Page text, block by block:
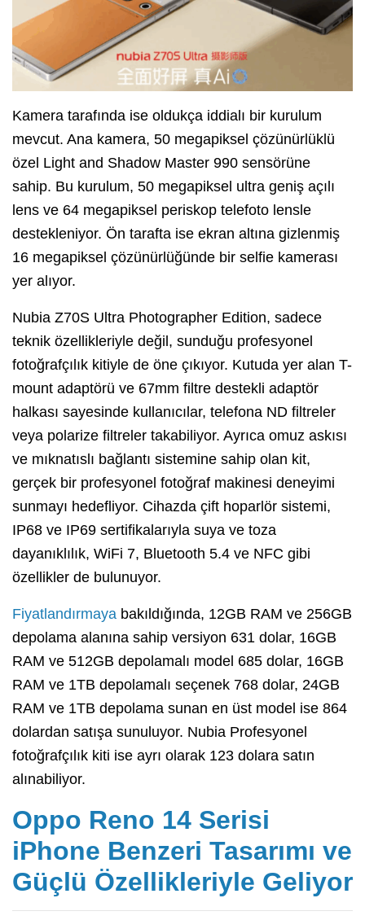
Kamera tarafında ise oldukça iddialı bir kurulum
mevcut. Ana kamera, 50 megapiksel çözünürlüklü
özel Light and Shadow Master 990 sensörüne
sahip. Bu kurulum, 50 megapiksel ultra geniş açılı
lens ve 64 megapiksel periskop telefoto lensle
destekleniyor. Ön tarafta ise ekran altına gizlenmiş
16 megapiksel çözünürlüğünde bir selfie kamerası
yer alıyor.
Nubia Z70S Ultra Photographer Edition, sadece
teknik özellikleriyle değil, sunduğu profesyonel
fotoğrafçılık kitiyle de öne çıkıyor. Kutuda yer alan T-
mount adaptörü ve 67mm filtre destekli adaptör
halkası sayesinde kullanıcılar, telefona ND filtreler
veya polarize filtreler takabiliyor. Ayrıca omuz askısı
ve mıknatıslı bağlantı sistemine sahip olan kit,
gerçek bir profesyonel fotoğraf makinesi deneyimi
sunmayı hedefliyor. Cihazda çift hoparlör sistemi,
IP68 ve IP69 sertifikalarıyla suya ve toza
dayanıklılık, WiFi 7, Bluetooth 5.4 ve NFC gibi
özellikler de bulunuyor.
Fiyatlandırmaya bakıldığında, 12GB RAM ve 256GB
depolama alanına sahip versiyon 631 dolar, 16GB
RAM ve 512GB depolamalı model 685 dolar, 16GB
RAM ve 1TB depolamalı seçenek 768 dolar, 24GB
RAM ve 1TB depolama sunan en üst model ise 864
dolardan satışa sunuluyor. Nubia Profesyonel
fotoğrafçılık kiti ise ayrı olarak 123 dolara satın
alınabiliyor.
Oppo Reno 14 Serisi
iPhone Benzeri Tasarımı ve
Güçlü Özellikleriyle Geliyor